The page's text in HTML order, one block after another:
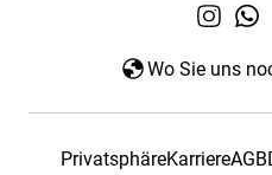
Wo Sie uns
PrivatsphäreKarriereAGB